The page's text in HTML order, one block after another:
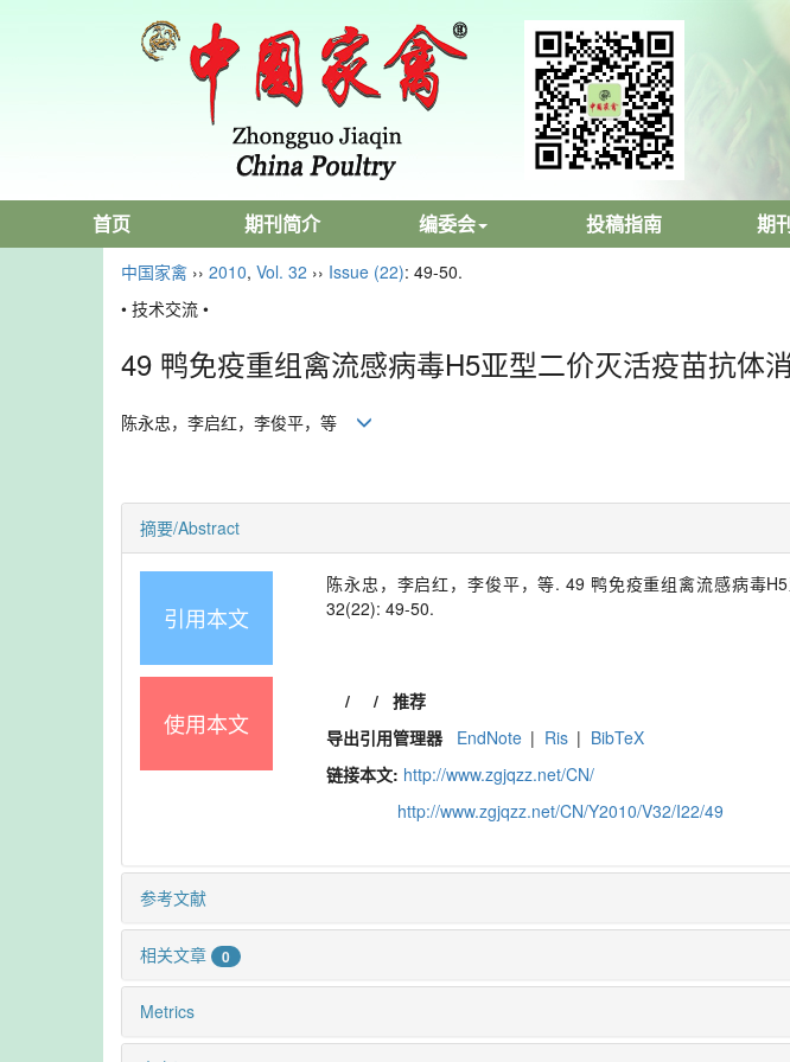
首页 期刊简介 编委会 投稿指南 期
中国家禽 ›› 2010, Vol. 32 ›› Issue (22): 49-50.
• 技术交流 •
49 鸭免疫重组禽流感病毒H5亚型二价灭活疫苗抗体
陈永忠，李启红，李俊平，等
摘要/Abstract
引用本文
陈永忠，李启红，李俊平，等. 49 鸭免疫重组禽流感病毒
32(22): 49-50.
使用本文
/ / 推荐
导出引用管理器
EndNote | Ris | BibTeX
链接本文: http://www.zgjqzz.net/CN/
http://www.zgjqzz.net/CN/Y2010/V32/I22/49
参考文献
相关文章 0
Metrics